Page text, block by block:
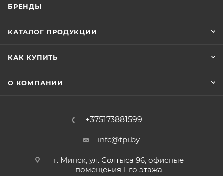
БРЕНДЫ
КАТАЛОГ ПРОДУКЦИИ
КАК КУПИТЬ
О КОМПАНИИ
+375173881599
info@tpi.by
г. Минск, ул. Солтыса 96, офисные
помещения 1-го этажа